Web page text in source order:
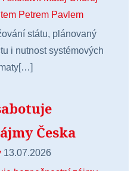
státu, plánovaný
i nutnost systémových
Česka
13.07.2026